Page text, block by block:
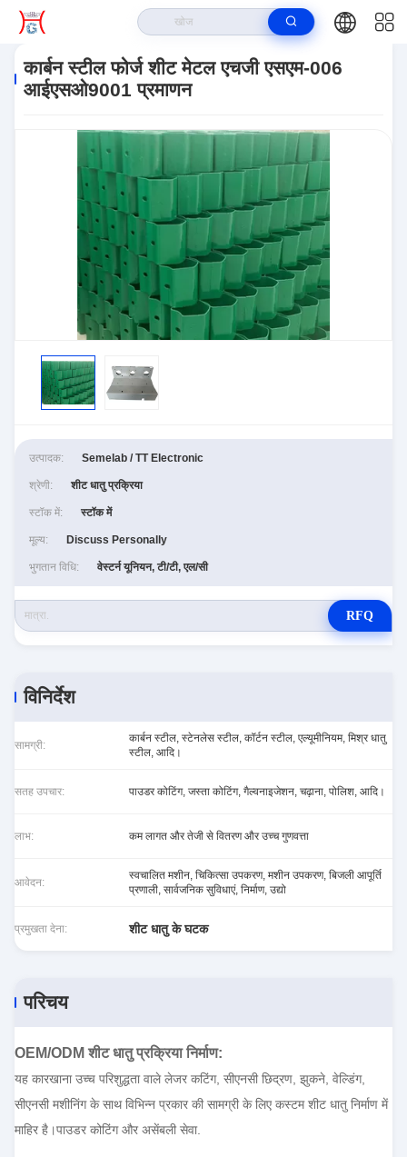
आईएसओ9001 प्रमाणन
कार्बन स्टील फोर्ज शीट मेटल एचजी एसएम-006
आईएसओ9001 प्रमाणन
उत्पादक: Semelab / TT Electronic
श्रेणी: शीट धातु प्रक्रिया
स्टॉक में: स्टॉक में
मूल्य: Discuss Personally
भुगतान विधि: वेस्टर्न यूनियन, टी/टी, एल/सी
RFQ
विनिर्देश
सामग्री:
कार्बन स्टील, स्टेनलेस स्टील, कॉर्टन स्टील, एल्यूमीनियम, मिश्र धातु
स्टील, आदि।
सतह उपचार: पाउडर कोटिंग, जस्ता कोटिंग, गैल्वनाइजेशन, चढ़ाना, पोलिश, आदि।
लाभ: कम लागत और तेजी से वितरण और उच्च गुणवत्ता
आवेदन:
स्वचालित मशीन, चिकित्सा उपकरण, मशीन उपकरण, बिजली आपूर्ति
प्रणाली, सार्वजनिक सुविधाएं, निर्माण, उद्यो
प्रमुखता देना: शीट धातु के घटक
परिचय
OEM/ODM शीट धातु प्रक्रिया निर्माण:
यह कारखाना उच्च परिशुद्धता वाले लेजर कटिंग, सीएनसी छिद्रण, झुकने, वेल्डिंग,
सीएनसी मशीनिंग के साथ विभिन्न प्रकार की सामग्री के लिए कस्टम शीट धातु निर्माण में
माहिर है।पाउडर कोटिंग और असेंबली सेवा.